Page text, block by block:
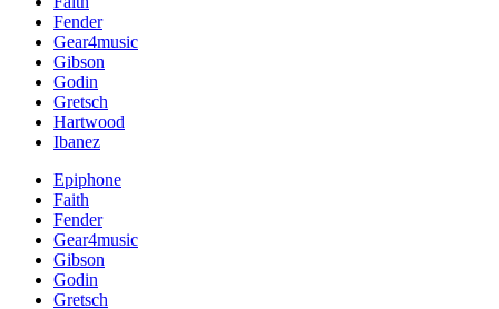
Fender
Gear4music
Gibson
Godin
Gretsch
Hartwood
Ibanez
Epiphone
Faith
Fender
Gear4music
Gibson
Godin
Gretsch